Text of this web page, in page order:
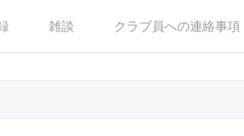
雑談 クラブ員への連絡事項